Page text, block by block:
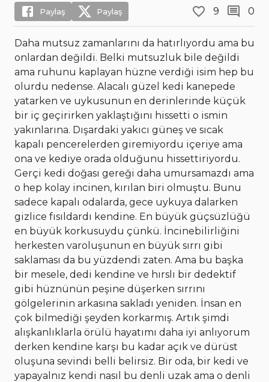
Paylaş Paylaş 9 0
Daha mutsuz zamanlarını da hatırlıyordu ama bu
onlardan değildi. Belki mutsuzluk bile değildi
ama ruhunu kaplayan hüzne verdiği isim hep bu
olurdu nedense. Alacalı güzel kedi kanepede
yatarken ve uykusunun en derinlerinde küçük
bir iç geçirirken yaklaştığını hissetti o ismin
yakınlarına. Dışardaki yakıcı güneş ve sıcak
kapalı pencerelerden giremiyordu içeriye ama
ona ve kediye orada olduğunu hissettiriyordu.
Gerçi kedi doğası gereği daha umursamazdı ama
o hep kolay incinen, kırılan biri olmuştu. Bunu
sadece kapalı odalarda, gece uykuya dalarken
gizlice fısıldardı kendine. En büyük güçsüzlüğü
en büyük korkusuydu çünkü. İncinebilirliğini
herkesten varoluşunun en büyük sırrı gibi
saklaması da bu yüzdendi zaten. Ama bu başka
bir mesele, dedi kendine ve hırslı bir dedektif
gibi hüznünün peşine düşerken sırrını
gölgelerinin arkasına sakladı yeniden. İnsan en
çok bilmediği şeyden korkarmış. Artık şimdi
alışkanlıklarla örülü hayatımı daha iyi anlıyorum
derken kendine karşı bu kadar açık ve dürüst
oluşuna sevindi belli belirsiz. Bir oda, bir kedi ve
yapayalnız kendi nasıl bu denli uzak ama o denli